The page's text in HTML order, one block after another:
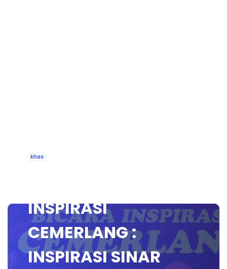
khas
INSPIRASI
CEMERLANG :
INSPIRASI SINAR